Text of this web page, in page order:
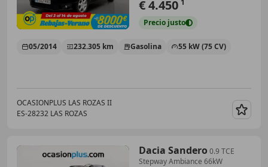
€ 4.450 1
Precio justo
05/2014 232.305 km Gasolina 55 kW (75 CV)
OCASIONPLUS LAS ROZAS II
ES-28232 LAS ROZAS
Dacia Sandero 0.9 TCE
Stepway Ambiance 66kW